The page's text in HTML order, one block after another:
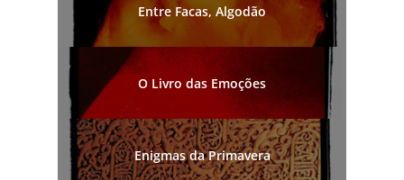
Entre Facas, Algodão
O Livro das Emoções
Enigmas da Primavera